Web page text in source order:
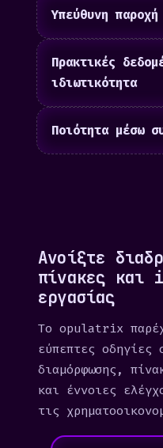
Υπεύθυνη
Πρακτικές
ιδιωτικότητα
Ποιότητα μέσω
Ανοίξτε
πίνακες και
εργασίας
To opulatrix
εύπεπτες οδηγίες
διαμόρφωσης,
και έννοιες
τις